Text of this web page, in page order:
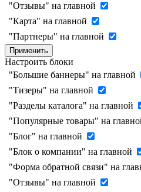
"Отзывы" на главной
"Карта" на главной
"Партнеры" на главной
Применить
Настроить блоки
"Большие баннеры" на главной
"Тизеры" на главной
"Разделы каталога" на главной
"Популярные товары" на
"Блог" на главной
"Блок о компании" на главной
"Форма обратной связи" на
"Отзывы" на главной